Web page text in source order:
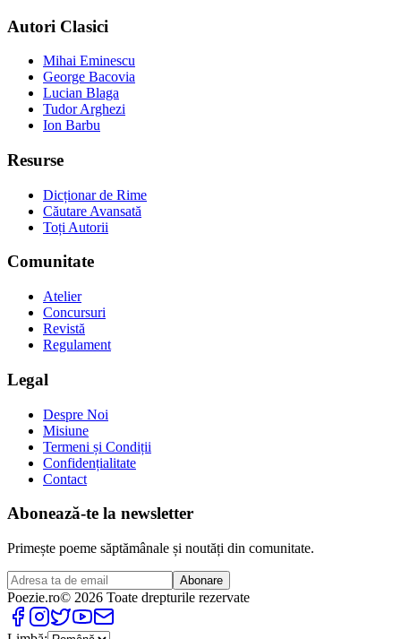
Autori Clasici
Mihai Eminescu
George Bacovia
Lucian Blaga
Tudor Arghezi
Ion Barbu
Resurse
Dicționar de Rime
Căutare Avansată
Toți Autorii
Comunitate
Atelier
Concursuri
Revistă
Regulament
Legal
Despre Noi
Misiune
Termeni și Condiții
Confidențialitate
Contact
Abonează-te la newsletter
Primește poeme săptămânale și noutăți din comunitate.
Abonare
Poezie.ro© 2026 Toate drepturile rezervate